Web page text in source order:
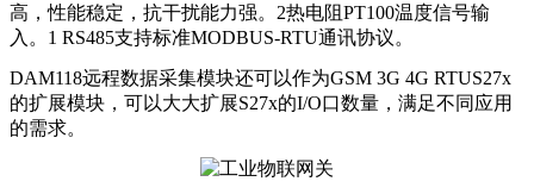
高，性能稳定，抗干扰能力强。2热电阻PT100温度信号输
入。1 RS485支持标准MODBUS-RTU通讯协议。
DAM118远程数据采集模块还可以作为GSM 3G 4G RTUS27x
的扩展模块，可以大大扩展S27x的I/O口数量，满足不同应用
的需求。